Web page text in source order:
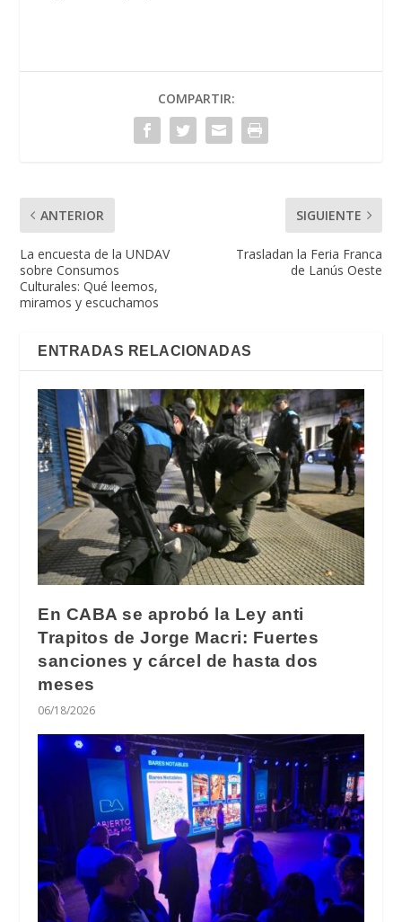
COMPARTIR:
ANTERIOR
La encuesta de la UNDAV
sobre Consumos
Culturales: Qué leemos,
miramos y escuchamos
SIGUIENTE
Trasladan la Feria Franca
de Lanús Oeste
ENTRADAS RELACIONADAS
En CABA se aprobó la Ley anti
Trapitos de Jorge Macri: Fuertes
sanciones y cárcel de hasta dos
meses
06/18/2026